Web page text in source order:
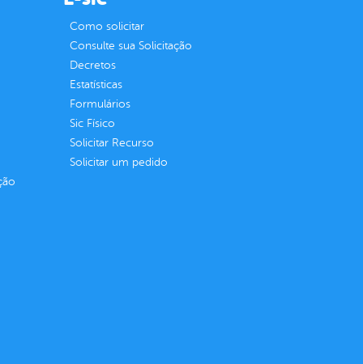
Como solicitar
Consulte sua Solicitação
Decretos
Estatísticas
Formulários
Sic Físico
Solicitar Recurso
Solicitar um pedido